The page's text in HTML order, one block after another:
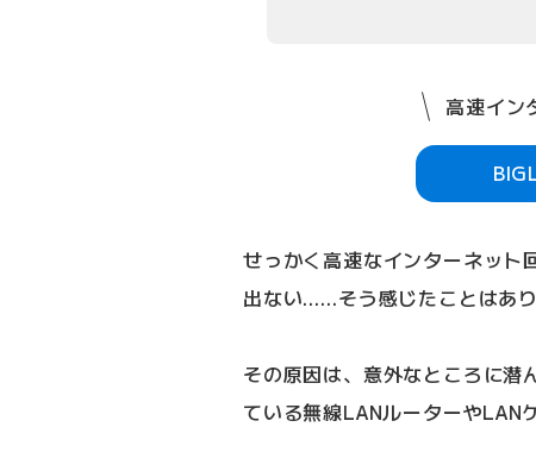
高速イン
せっかく高速なインターネット
出ない……そう感じたことはあ
その原因は、意外なところに潜
ている無線LANルーターやLAN